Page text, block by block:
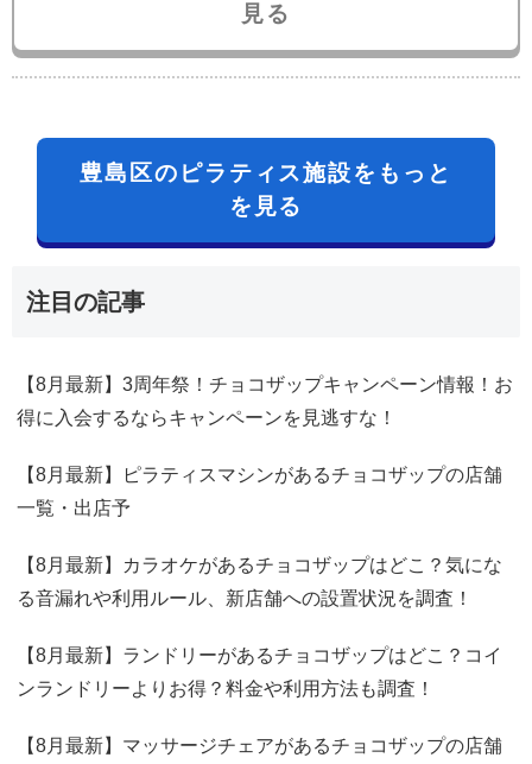
見る
豊島区のピラティス施設をもっと
を見る
注目の記事
【8月最新】3周年祭！チョコザップキャンペーン情報！お
得に入会するならキャンペーンを見逃すな！
【8月最新】ピラティスマシンがあるチョコザップの店舗
一覧・出店予
【8月最新】カラオケがあるチョコザップはどこ？気にな
る音漏れや利用ルール、新店舗への設置状況を調査！
【8月最新】ランドリーがあるチョコザップはどこ？コイ
ンランドリーよりお得？料金や利用方法も調査！
【8月最新】マッサージチェアがあるチョコザップの店舗